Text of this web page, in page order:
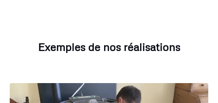
Exemples de nos réalisations